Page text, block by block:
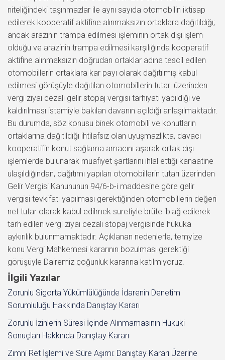
niteliğindeki taşınmazlar ile aynı sayıda otomobilin iktisap
edilerek kooperatif aktifine alınmaksızın ortaklara dağıtıldığı;
ancak arazinin trampa edilmesi işleminin ortak dışı işlem
olduğu ve arazinin trampa edilmesi karşılığında kooperatif
aktifine alınmaksızın doğrudan ortaklar adına tescil edilen
otomobillerin ortaklara kar payı olarak dağıtılmış kabul
edilmesi görüşüyle dağıtılan otomobillerin tutarı üzerinden
vergi ziyaı cezalı gelir stopaj vergisi tarhiyatı yapıldığı ve
kaldırılması istemiyle bakılan davanın açıldığı anlaşılmaktadır.
Bu durumda, söz konusu binek otomobili ve konutların
ortaklarına dağıtıldığı ihtilafsız olan uyuşmazlıkta, davacı
kooperatifin konut sağlama amacını aşarak ortak dışı
işlemlerde bulunarak muafiyet şartlarını ihlal ettiği kanaatine
ulaşıldığından, dağıtımı yapılan otomobillerin tutarı üzerinden
Gelir Vergisi Kanununun 94/6-b-i maddesine göre gelir
vergisi tevkifatı yapılması gerektiğinden otomobillerin değeri
net tutar olarak kabul edilmek suretiyle brüte iblağ edilerek
tarh edilen vergi ziyaı cezalı stopaj vergisinde hukuka
aykırılık bulunmamaktadır. Açıklanan nedenlerle, temyize
konu Vergi Mahkemesi kararının bozulması gerektiği
görüşüyle Dairemiz çoğunluk kararına katılmıyoruz.
İlgili Yazılar
Zorunlu Sigorta Yükümlülüğünde İdarenin Denetim
Sorumluluğu Hakkında Danıştay Kararı
Zorunlu İzinlerin Süresi İçinde Alınmamasının Hukuki
Sonuçları Hakkında Danıştay Kararı
Zımni Ret İşlemi ve Süre Aşımı: Danıştay Kararı Üzerine